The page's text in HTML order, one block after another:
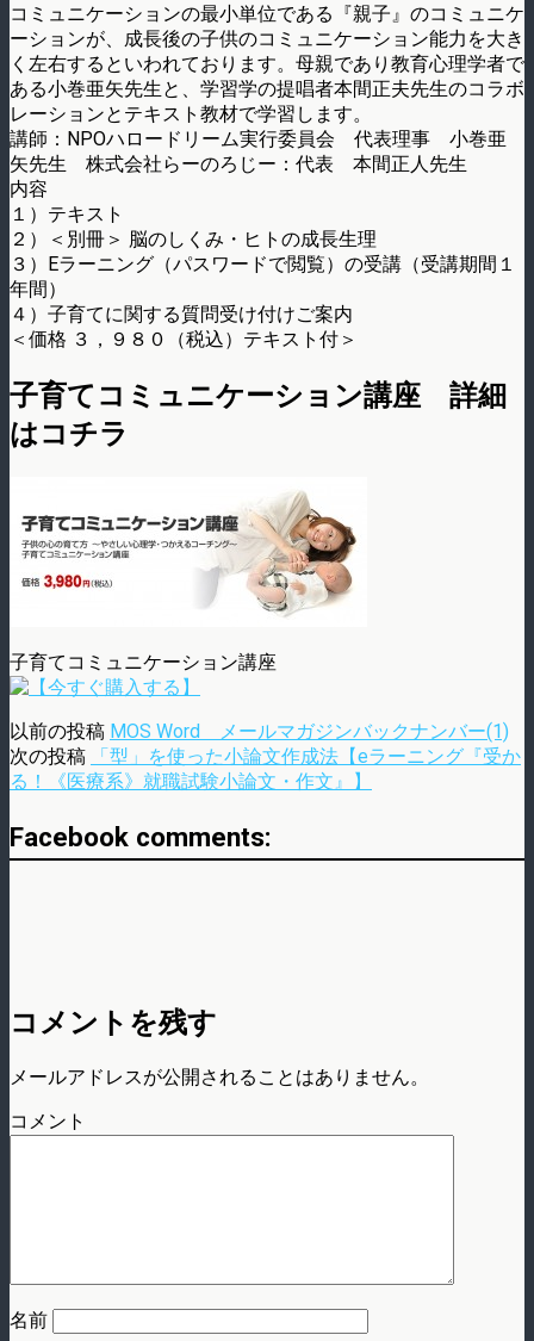
コミュニケーションの最小単位である『親子』のコミュニケ
ーションが、成長後の子供のコミュニケーション能力を大き
く左右するといわれております。母親であり教育心理学者で
ある小巻亜矢先生と、学習学の提唱者本間正夫先生のコラボ
レーションとテキスト教材で学習します。
講師：NPOハロードリーム実行委員会 代表理事 小巻亜
矢先生 株式会社らーのろじー：代表 本間正人先生
内容
１）テキスト
２）＜別冊＞ 脳のしくみ・ヒトの成長生理
３）Eラーニング（パスワードで閲覧）の受講（受講期間１
年間）
４）子育てに関する質問受け付けご案内
＜価格 ３，９８０（税込）テキスト付＞
子育てコミュニケーション講座 詳細
はコチラ
子育てコミュニケーション講座
以前の投稿 MOS Word メールマガジンバックナンバー(1)
次の投稿
「型」を使った小論文作成法【eラーニング『受か
る！《医療系》就職試験小論文・作文』】
Facebook comments:
コメントを残す
メールアドレスが公開されることはありません。
コメント
名前